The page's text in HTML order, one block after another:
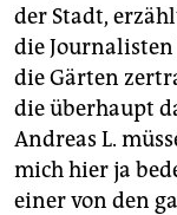
der Stadt,
die
die Gärten
die überhaupt
Andreas L.
mich hier ja
einer von den